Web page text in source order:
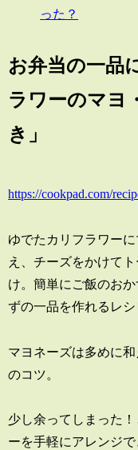
った？
お弁当の一品
ラワーのマヨ
き」
https://cookpad.com/
ゆでたカリフラワー
え、チーズをかけて
け。簡単にご飯のお
ずの一品を作れるレシ
マヨネーズは多めに
のコツ。
少し余ってしまった
ーを手軽にアレンジで